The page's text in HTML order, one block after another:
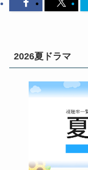
2026夏ドラマ